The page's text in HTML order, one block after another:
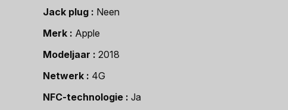
Jack plug
Neen
Merk
Apple
Modeljaar
2018
Netwerk
4G
NFC-technologie
Ja